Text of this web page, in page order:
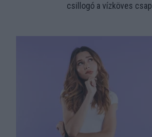
csillogó a vízköves csap